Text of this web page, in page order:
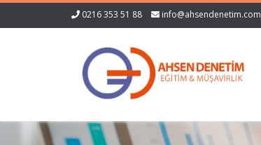
0216 353 51 88 info@ahsendenetim.com